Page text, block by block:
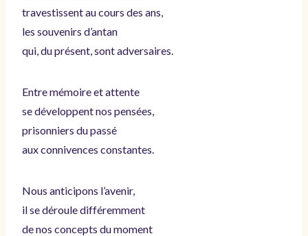
travestissent au cours des ans,
les souvenirs d’antan
qui, du présent, sont adversaires.
Entre mémoire et attente
se développent nos pensées,
prisonniers du passé
aux connivences constantes.
Nous anticipons l’avenir,
il se déroule différemment
de nos concepts du moment